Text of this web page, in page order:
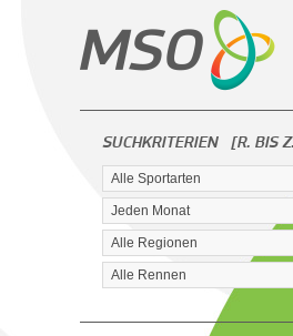
SUCHKRITERIEN [R. BIS